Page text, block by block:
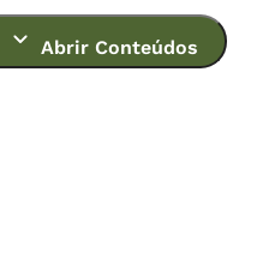
Abrir Conteúdos